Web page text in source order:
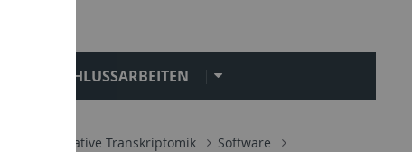
ABSCHLUSSARBEITEN
Integrative Transkriptomik Software